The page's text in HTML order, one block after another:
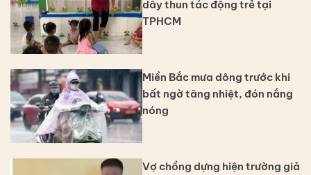
dây thun tác động trẻ tại
TPHCM
Miền Bắc mưa dông trước khi
bất ngờ tăng nhiệt, đón nắng
nóng
Vợ chồng dựng hiện trường giả